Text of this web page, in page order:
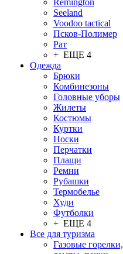
Remington
Seeland
Voodoo tactical
Псков-Полимер
Рат
+ ЕЩЕ 4
Одежда
Брюки
Комбинезоны
Головные уборы
Жилеты
Костюмы
Куртки
Носки
Перчатки
Плащи
Ремни
Рубашки
Термобелье
Худи
Футболки
+ ЕЩЕ 4
Все для туризма
Газовые горелки,